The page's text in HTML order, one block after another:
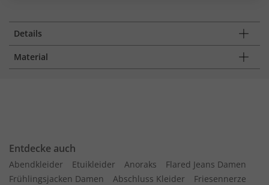
Details
Material
Entdecke auch
Abendkleider Etuikleider Anoraks
Flared Jeans Damen
Frühlingsjacken Damen
Abschluss Kleider
Friesennerze